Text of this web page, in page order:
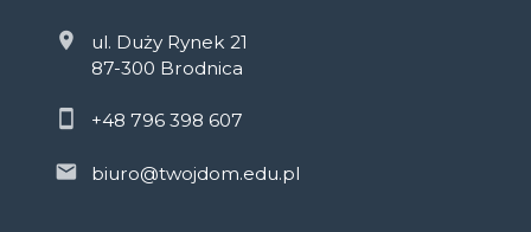
ul. Duży Rynek 21
87-300 Brodnica
+48 796 398 607
biuro@twojdom.edu.pl